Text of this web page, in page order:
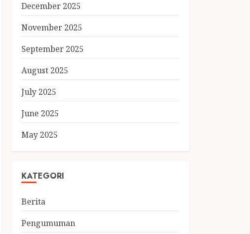
December 2025
November 2025
September 2025
August 2025
July 2025
June 2025
May 2025
KATEGORI
Berita
Pengumuman